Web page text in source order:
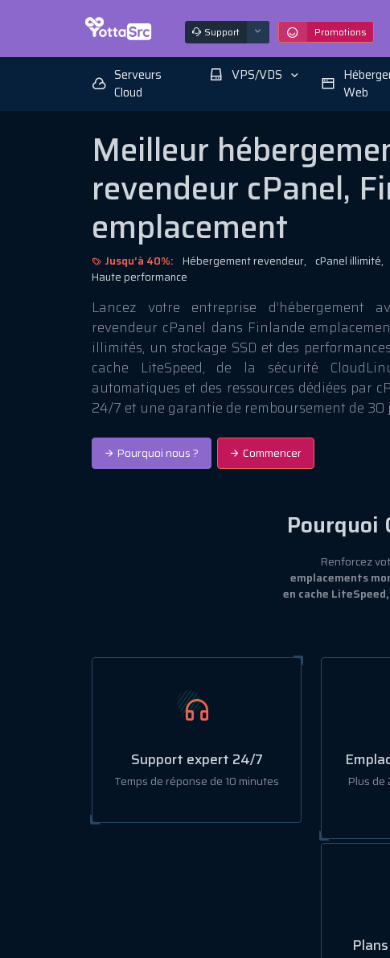
Support Promotions
Serveurs
Cloud
VPS/VDS
Web
Meilleur
revendeur cPanel,
emplacement
Jusqu’à 40%: Hébergement revendeur, cPanel illimité,
Haute performance
Lancez votre entreprise d’hébergement
revendeur cPanel dans Finlande
illimités, un stockage SSD et des
cache LiteSpeed, de la sécurité
automatiques et des ressources dédiées par
24/7 et une garantie de remboursement de 30
Pourquoi nous ? Commencer
Pourquoi
Renforcez
emplacements
en cache
Support expert 24/7
Temps de réponse de 10 minutes
Plus de